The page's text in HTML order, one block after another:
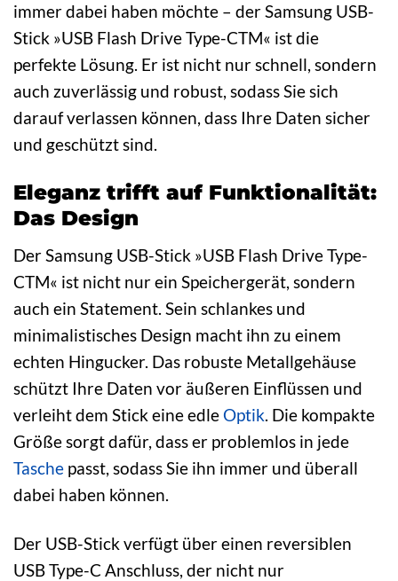
immer dabei haben möchte – der Samsung USB-
Stick »USB Flash Drive Type-CTM« ist die
perfekte Lösung. Er ist nicht nur schnell, sondern
auch zuverlässig und robust, sodass Sie sich
darauf verlassen können, dass Ihre Daten sicher
und geschützt sind.
Eleganz trifft auf Funktionalität:
Das Design
Der Samsung USB-Stick »USB Flash Drive Type-
CTM« ist nicht nur ein Speichergerät, sondern
auch ein Statement. Sein schlankes und
minimalistisches Design macht ihn zu einem
echten Hingucker. Das robuste Metallgehäuse
schützt Ihre Daten vor äußeren Einflüssen und
verleiht dem Stick eine edle Optik. Die kompakte
Größe sorgt dafür, dass er problemlos in jede
Tasche passt, sodass Sie ihn immer und überall
dabei haben können.
Der USB-Stick verfügt über einen reversiblen
USB Type-C Anschluss, der nicht nur